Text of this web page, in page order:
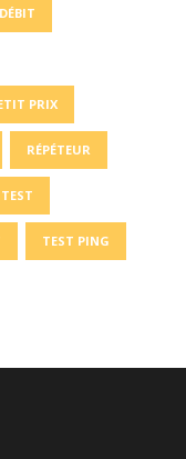
PRIX
RÉPÉTEUR
TEST
TEST PING